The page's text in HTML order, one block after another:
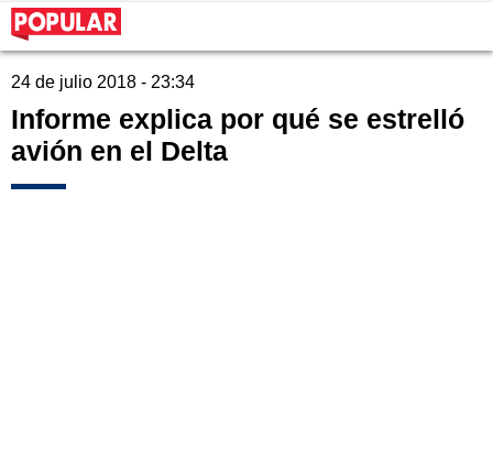
24 de julio 2018 - 23:34
Informe explica por qué se estrelló
avión en el Delta